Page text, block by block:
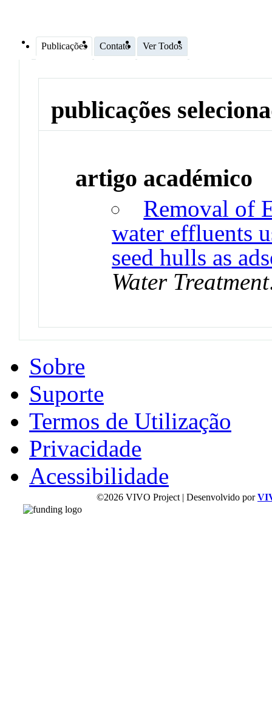
Publicações Contato Ver Todos
publicações
artigo académico
Removal of
water effluents
seed hulls as
Water Treatment
Sobre
Suporte
Termos de Utilização
Privacidade
Acessibilidade
©2026 VIVO Project | Desenvolvido por